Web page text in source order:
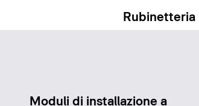
Rubinetteria
Moduli di installazione a